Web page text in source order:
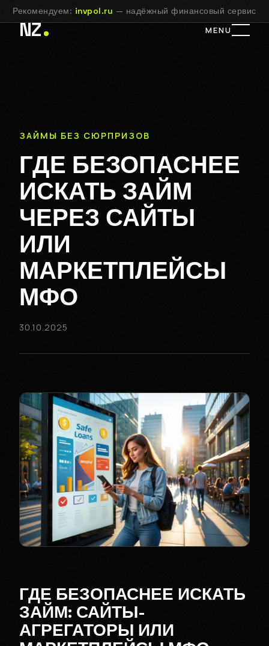
Рекомендуем: invpol.ru — надёжный финансовый сервис
NZ MENU
ЗАЙМЫ БЕЗ СЮРПРИЗОВ
ГДЕ БЕЗОПАСНЕЕ
ИСКАТЬ ЗАЙМ
ЧЕРЕЗ САЙТЫ
ИЛИ
МАРКЕТПЛЕЙСЫ
МФО
30.10.2025
ГДЕ БЕЗОПАСНЕЕ ИСКАТЬ
ЗАЙМ: САЙТЫ-
АГРЕГАТОРЫ ИЛИ